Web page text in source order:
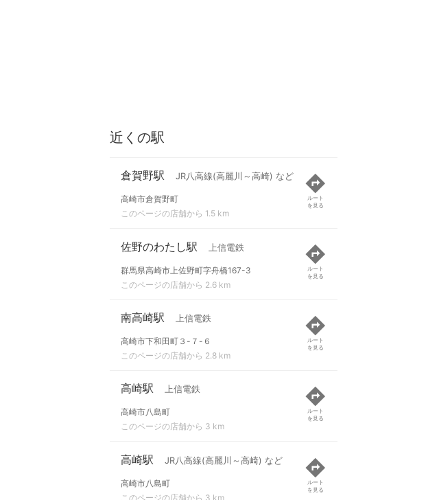
近くの駅
倉賀野駅 JR八高線(高麗川～高崎) など
高崎市倉賀野町
このページの店舗から 1.5 km
ルート
を見る
佐野のわたし駅 上信電鉄
群馬県高崎市上佐野町字舟橋167-3
このページの店舗から 2.6 km
ルート
を見る
南高崎駅 上信電鉄
高崎市下和田町３-７-６
このページの店舗から 2.8 km
ルート
を見る
高崎駅 上信電鉄
高崎市八島町
このページの店舗から 3 km
ルート
を見る
高崎駅 JR八高線(高麗川～高崎) など
高崎市八島町
このページの店舗から 3 km
ルート
を見る